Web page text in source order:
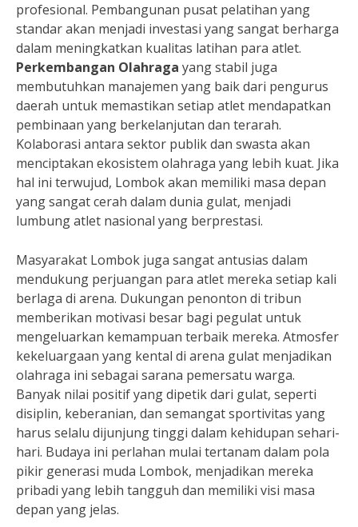
profesional. Pembangunan pusat pelatihan yang
standar akan menjadi investasi yang sangat berharga
dalam meningkatkan kualitas latihan para atlet.
Perkembangan Olahraga yang stabil juga
membutuhkan manajemen yang baik dari pengurus
daerah untuk memastikan setiap atlet mendapatkan
pembinaan yang berkelanjutan dan terarah.
Kolaborasi antara sektor publik dan swasta akan
menciptakan ekosistem olahraga yang lebih kuat. Jika
hal ini terwujud, Lombok akan memiliki masa depan
yang sangat cerah dalam dunia gulat, menjadi
lumbung atlet nasional yang berprestasi.
Masyarakat Lombok juga sangat antusias dalam
mendukung perjuangan para atlet mereka setiap kali
berlaga di arena. Dukungan penonton di tribun
memberikan motivasi besar bagi pegulat untuk
mengeluarkan kemampuan terbaik mereka. Atmosfer
kekeluargaan yang kental di arena gulat menjadikan
olahraga ini sebagai sarana pemersatu warga.
Banyak nilai positif yang dipetik dari gulat, seperti
disiplin, keberanian, dan semangat sportivitas yang
harus selalu dijunjung tinggi dalam kehidupan sehari-
hari. Budaya ini perlahan mulai tertanam dalam pola
pikir generasi muda Lombok, menjadikan mereka
pribadi yang lebih tangguh dan memiliki visi masa
depan yang jelas.